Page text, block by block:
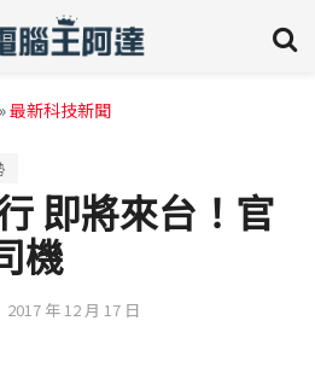
»最新科技新聞
即將來台！官
機
2017 年 12 月 17 日